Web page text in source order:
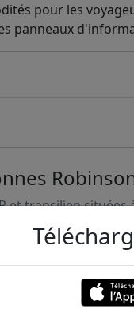
pour les
panneaux
et transilien situées